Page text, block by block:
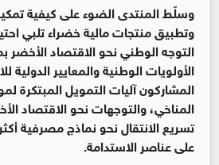
وسلّط المنتدى الضوء على كيفية
وتطبيق منتجات مالية خضراء تلبي
التوجه الوطني نحو الاقتصاد الأخضر
الأولويات الوطنية والمعايير
المشاركون آليات التمويل المبتكرة
المناخي، والتوجهات نحو الاقتصاد
تسريع الانتقال نحو نماذج مصرفية
على عناصر الاستدامة.